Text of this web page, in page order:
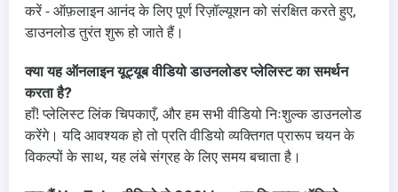
करें - ऑफ़लाइन आनंद के लिए पूर्ण रिज़ॉल्यूशन को संरक्षित करते हुए,
डाउनलोड तुरंत शुरू हो जाते हैं।
क्या यह ऑनलाइन यूट्यूब वीडियो डाउनलोडर प्लेलिस्ट का समर्थन
करता है?
हाँ! प्लेलिस्ट लिंक चिपकाएँ, और हम सभी वीडियो निःशुल्क डाउनलोड
करेंगे। यदि आवश्यक हो तो प्रति वीडियो व्यक्तिगत प्रारूप चयन के
विकल्पों के साथ, यह लंबे संग्रह के लिए समय बचाता है।